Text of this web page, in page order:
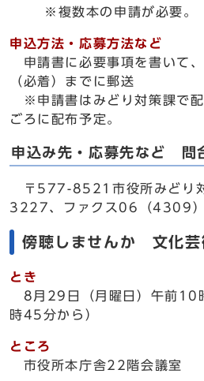
※複数本の申請が必要。
申込方法・応募方法など
申請書に必要事項を書いて
（必着）までに郵送
※申請書はみどり対策課で配
ごろに配布予定。
申込み先・応募先など 問
〒577-8521市役所みどり
3227、ファクス06（4309
傍聴しませんか 文化芸
とき
8月29日（月曜日）午前10
時45分から）
ところ
市役所本庁舎22階会議室